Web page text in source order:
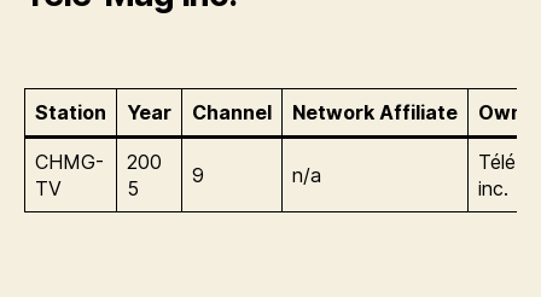
Station Year Channel Network Affiliate
CHMG-
TV
200
5
9 n/a
Télé-
inc.